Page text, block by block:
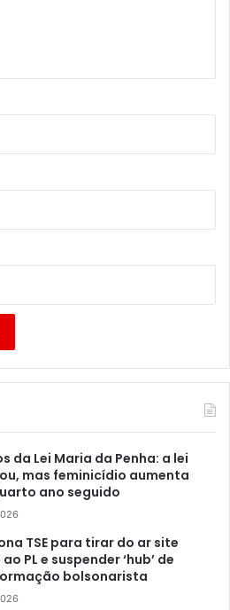
da Lei Maria da Penha: a lei
mas feminicídio aumenta
ano seguido
TSE para tirar do ar site
PL e suspender ‘hub’ de
bolsonarista